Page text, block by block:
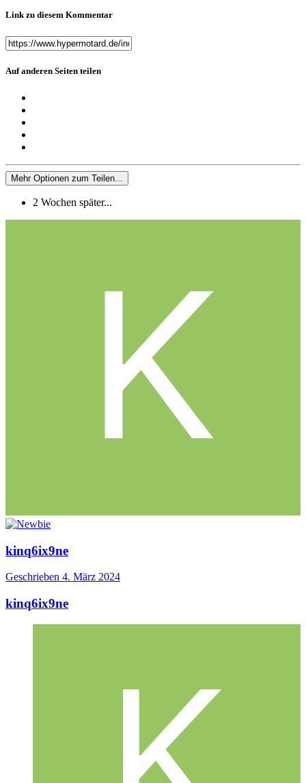
Link zu diesem Kommentar
Auf anderen Seiten teilen
Mehr Optionen zum Teilen...
2 Wochen später...
kinq6ix9ne
Geschrieben 4. März 2024
kinq6ix9ne